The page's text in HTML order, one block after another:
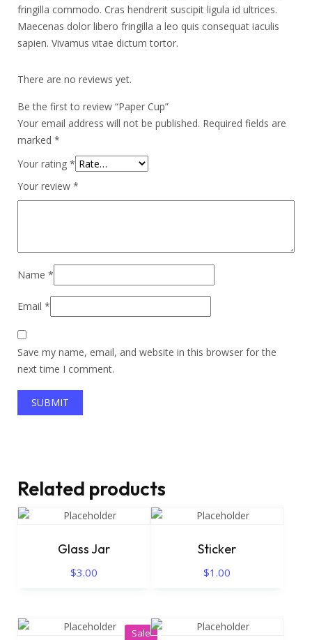
fringilla commodo. Cras hendrerit suscipit ligula id ultrices.
Maecenas dolor libero fringilla a leo quis consequat iaculis
sapien. Vivamus vitae dictum tortor.
There are no reviews yet.
Be the first to review “Paper Cup”
Your email address will not be published. Required fields are
marked *
Your rating *
Your review *
Name *
Email *
Save my name, email, and website in this browser for the
next time I comment.
Related products
Glass Jar
$3.00
Sticker
$1.00
Sale